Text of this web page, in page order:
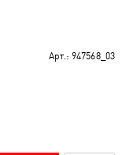
Арт.: 947568_03